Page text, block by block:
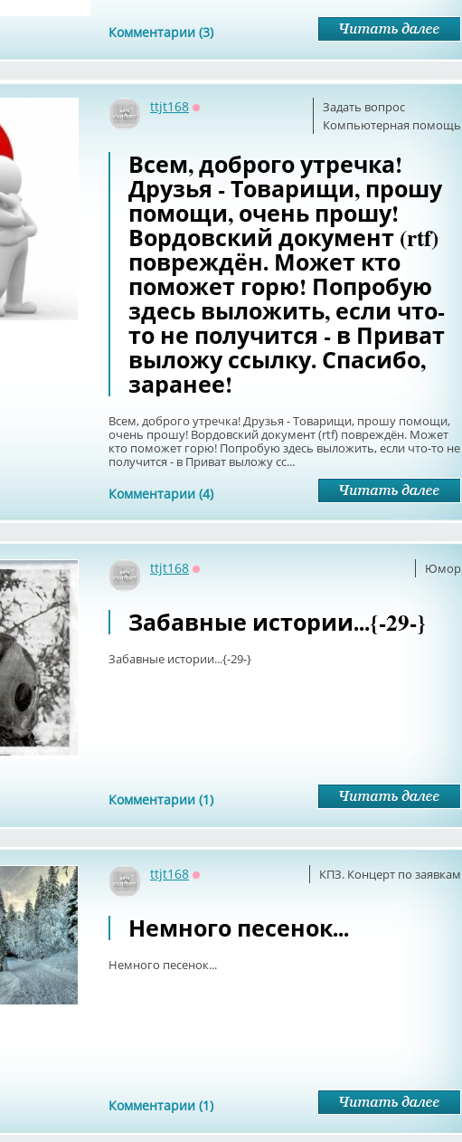
Комментарии (3)
Задать вопрос
Компьютерная помощь
ttjt168
Всем, доброго утречка!
Друзья - Товарищи, прошу
помощи, очень прошу!
Вордовский документ (rtf)
повреждён. Может кто
поможет горю! Попробую
здесь выложить, если что-
то не получится - в Приват
выложу ссылку. Спасибо,
заранее!
Всем, доброго утречка! Друзья - Товарищи, прошу помощи,
очень прошу! Вордовский документ (rtf) повреждён. Может
кто поможет горю! Попробую здесь выложить, если что-то не
получится - в Приват выложу сс...
Комментарии (4)
Юмор
ttjt168
Забавные истории...{-29-}
Забавные истории...{-29-}
Комментарии (1)
КПЗ. Концерт по заявкам
ttjt168
Немного песенок...
Немного песенок...
Комментарии (1)